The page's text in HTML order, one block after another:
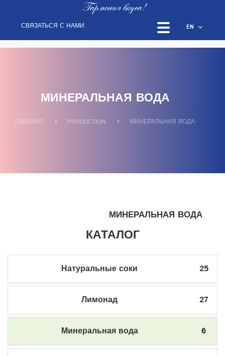
Гармония вкуса!
EN
СВЯЗАТЬСЯ С НАМИ
МИНЕРАЛЬНАЯ ВОДА
ГЛАВНАЯ PRODUCTION МИНЕРАЛЬНАЯ ВОДА
МИНЕРАЛЬНАЯ ВОДА
КАТАЛОГ
Натуральные соки 25
Лимонад 27
Минеральная вода 6